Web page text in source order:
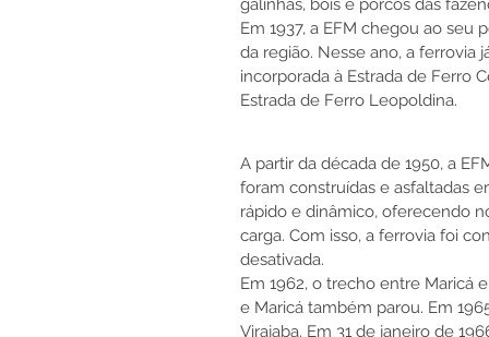
galinhas, bois e porcos das
Em 1937, a EFM chegou ao seu
da região. Nesse ano, a
incorporada à Estrada de Ferro
Estrada de Ferro Leopoldina.
A partir da década de 1950, a
foram construídas e asfaltadas
rápido e dinâmico, oferecendo
carga. Com isso, a ferrovia foi
desativada.
Em 1962, o trecho entre Maricá
e Maricá também parou. Em
Virajaba. Em 31 de janeiro de